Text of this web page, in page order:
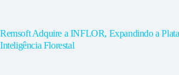
Remsoft Adquire a INFLOR, Expandindo a
Inteligência Florestal